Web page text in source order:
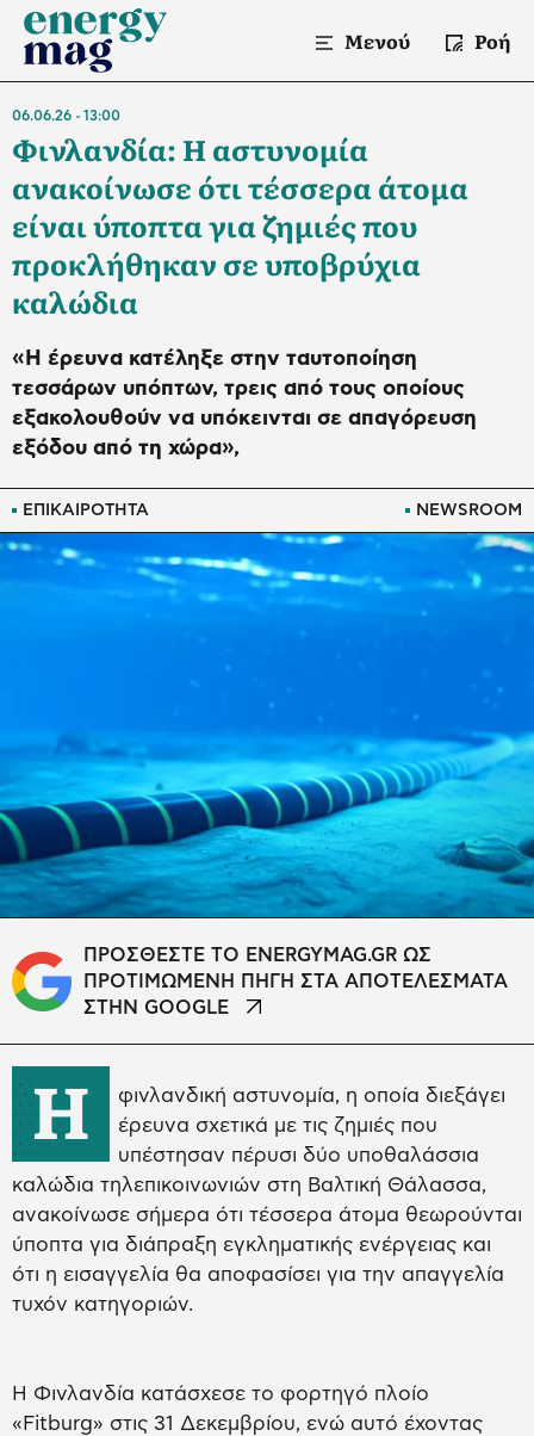
Μενού Ροή
ΕΠΙΚΑΙΡΟΤΗΤΑ NEWSROOM
06.06.26 13:00
Φινλανδία: Η αστυνομία
ανακοίνωσε ότι τέσσερα άτομα
είναι ύποπτα για ζημιές που
προκλήθηκαν σε υποβρύχια
καλώδια
«Η έρευνα κατέληξε στην ταυτοποίηση
τεσσάρων υπόπτων, τρεις από τους οποίους
εξακολουθούν να υπόκεινται σε απαγόρευση
εξόδου από τη χώρα»,
ΠΡΟΣΘΕΣΤΕ ΤΟ ENERGYMAG.GR ΩΣ
ΠΡΟΤΙΜΩΜΕΝΗ ΠΗΓΗ ΣΤΑ ΑΠΟΤΕΛΕΣΜΑΤΑ
ΣΤΗΝ GOOGLE
Η
φινλανδική αστυνομία, η οποία διεξάγει
έρευνα σχετικά με τις ζημιές που
υπέστησαν πέρυσι δύο υποθαλάσσια
καλώδια τηλεπικοινωνιών στη Βαλτική Θάλασσα,
ανακοίνωσε σήμερα ότι τέσσερα άτομα θεωρούνται
ύποπτα για διάπραξη εγκληματικής ενέργειας και
ότι η εισαγγελία θα αποφασίσει για την απαγγελία
τυχόν κατηγοριών.
Η Φινλανδία κατάσχεσε το φορτηγό πλοίο
«Fitburg» στις 31 Δεκεμβρίου, ενώ αυτό έχοντας